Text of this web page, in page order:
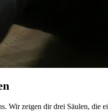
zeigen dir drei Säulen, die